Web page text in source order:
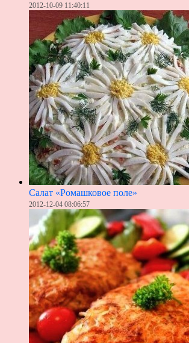
2012-10-09 11:40:11
Салат «Ромашковое поле»
2012-12-04 08:06:57